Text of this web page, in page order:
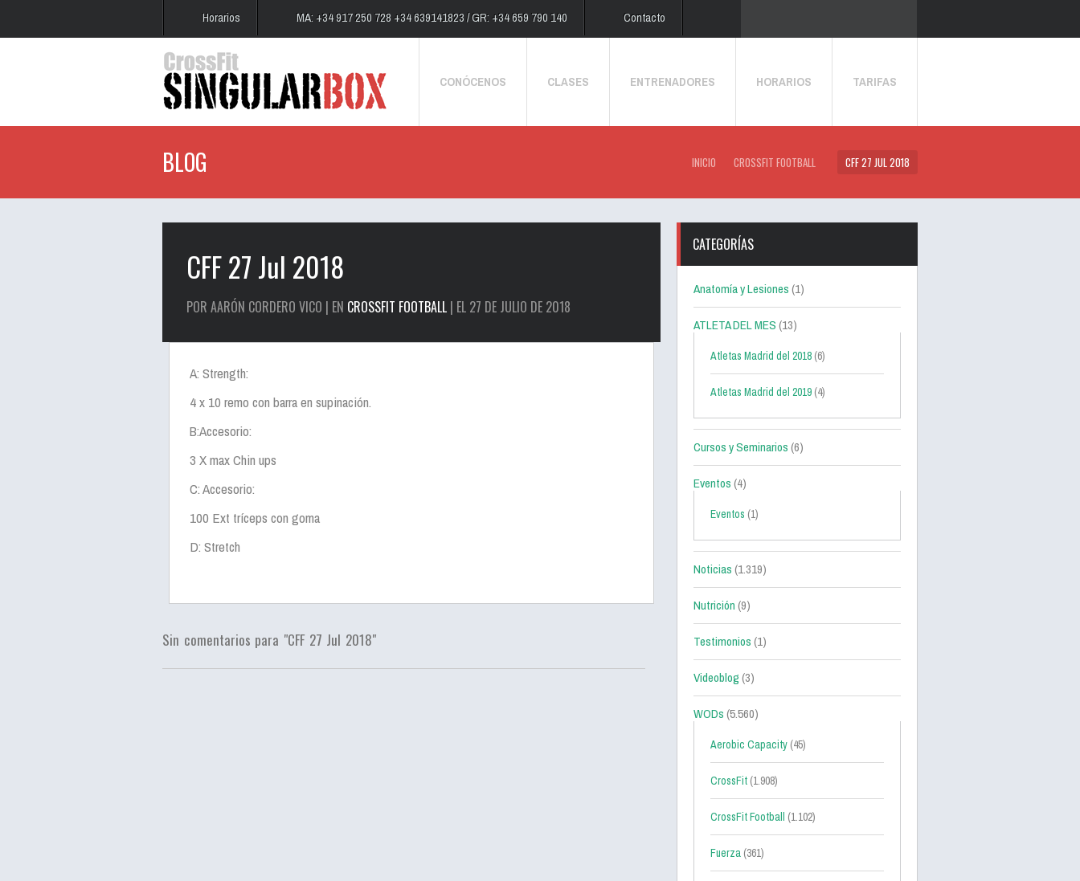
Horarios MA: +34 917 250 728 +34 639141823 / GR: +34 659 790 140 Contacto
CONÓCENOS CLASES ENTRENADORES HORARIOS TARIFAS
BLOG INICIO CROSSFIT FOOTBALL CFF 27 JUL 2018
CFF 27 Jul 2018
POR AARÓN CORDERO VICO | EN CROSSFIT FOOTBALL | EL 27 DE JULIO DE 2018
A: Strength:
4 x 10 remo con barra en supinación.
B:Accesorio:
3 X max Chin ups
C: Accesorio:
100 Ext tríceps con goma
D: Stretch
Sin comentarios para "CFF 27 Jul 2018"
CATEGORÍAS
Anatomía y Lesiones(1)
ATLETA DEL MES(13)
Atletas Madrid del 2018 (6)
Atletas Madrid del 2019 (4)
Cursos y Seminarios(6)
Eventos(4)
Eventos (1)
Noticias(1.319)
Nutrición(9)
Testimonios(1)
Videoblog(3)
WODs(5.560)
Aerobic Capacity (45)
CrossFit (1.908)
CrossFit Football (1.102)
Fuerza (361)